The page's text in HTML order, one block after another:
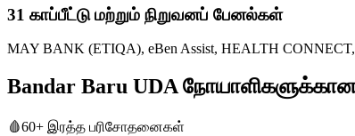
31 காப்பீட்டு மற்றும் நிறுவனப் பேனல்கள்
MAY BANK (ETIQA), eBen Assist, HEALTH
Bandar Baru UDA
🩸60+ இரத்த பரிசோதனைகள்